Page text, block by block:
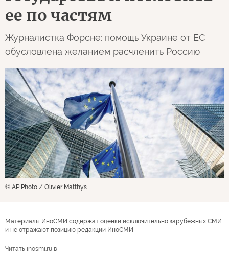
ее по частям
Журналистка Форсне: помощь Украине от ЕС
обусловлена желанием расчленить Россию
© AP Photo / Olivier Matthys
Материалы ИноСМИ содержат оценки исключительно зарубежных СМИ
и не отражают позицию редакции ИноСМИ
Читать inosmi.ru в